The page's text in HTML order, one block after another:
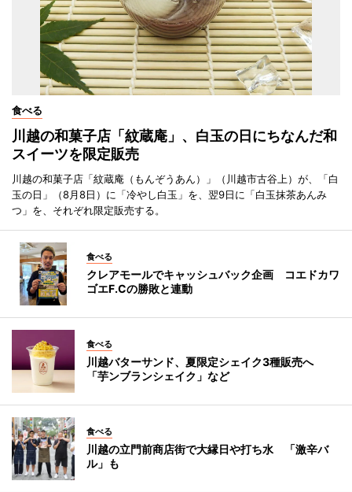
食べる
川越の和菓子店「紋蔵庵」、白玉の日にちなんだ和
スイーツを限定販売
川越の和菓子店「紋蔵庵（もんぞうあん）」（川越市古谷上）が、「白
玉の日」（8月8日）に「冷やし白玉」を、翌9日に「白玉抹茶あんみ
つ」を、それぞれ限定販売する。
食べる
クレアモールでキャッシュバック企画 コエドカワ
ゴエF.Cの勝敗と連動
食べる
川越バターサンド、夏限定シェイク3種販売へ
「芋ンブランシェイク」など
食べる
川越の立門前商店街で大縁日や打ち水 「激辛バ
ル」も